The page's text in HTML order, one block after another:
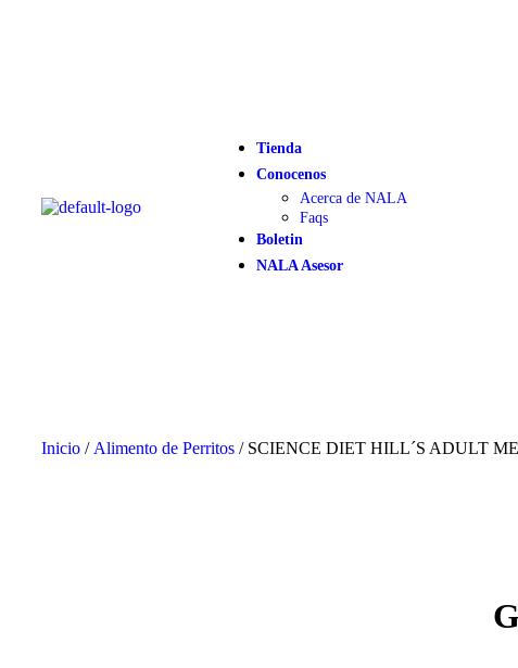
Tienda
Conocenos
Acerca de NALA
Faqs
Boletin
NALA Asesor
Inicio / Alimento de Perritos / SCIENCE DIET HILL´S ADULT